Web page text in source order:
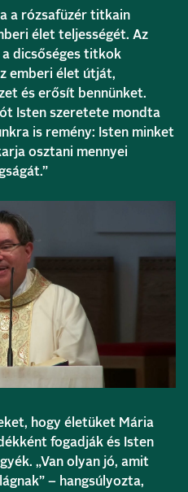
a rózsafüzér titkain
élet teljességét. Az
dicsőséges titkok
emberi élet útját,
és erősít bennünket.
Isten szeretete mondta
is remény: Isten minket
osztani mennyei
hogy életüket Mária
fogadják és Isten
„Van olyan jó, amit
– hangsúlyozta,